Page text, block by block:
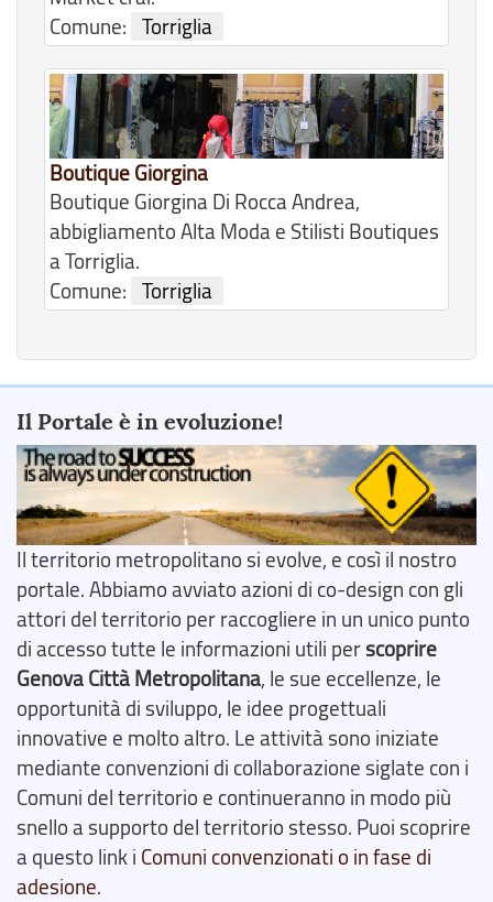
Comune: Torriglia
Boutique Giorgina
Boutique Giorgina Di Rocca Andrea,
abbigliamento Alta Moda e Stilisti Boutiques
a Torriglia.
Comune: Torriglia
Il Portale è in evoluzione!
Il territorio metropolitano si evolve, e così il nostro
portale. Abbiamo avviato azioni di co-design con gli
attori del territorio per raccogliere in un unico punto
di accesso tutte le informazioni utili perscoprire
Genova Città Metropolitana, le sue eccellenze, le
opportunità di sviluppo, le idee progettuali
innovative e molto altro. Le attività sono iniziate
mediante convenzioni di collaborazione siglate con i
Comuni del territorio e continueranno in modo più
snello a supporto del territorio stesso. Puoi scoprire
a questo link i Comuni convenzionati o in fase di
adesione.